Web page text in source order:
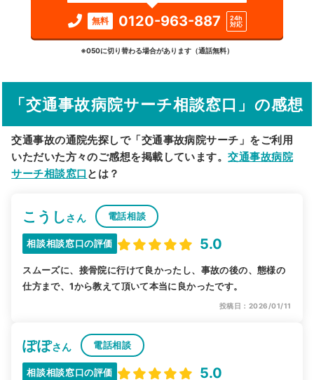
検索する
詳細条件で絞り込む
駅から探す 院名から探す
無料 0120-963-887
24h
対応
※050に切り替わる場合があります（通話無料）
「交通事故病院サーチ相談窓口」の感想
交通事故の通院先探しで「交通事故病院サーチ」をご利用
いただいた方々のご感想を掲載しています。交通事故病院
サーチ相談窓口 とは？
こうしさん 電話相談
相談相談窓口の評価 5.0
スムーズに、接骨院に行けて良かったし、事故の後の、態様の
仕方まで、1から教えて頂いて本当に良かったです。
投稿日：2026/01/11
ぽぽさん 電話相談
相談相談窓口の評価 5.0